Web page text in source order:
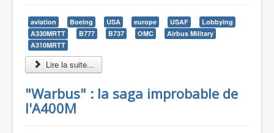
aviation Boeing USA europe USAF
Lobbying
A330MRTT
B777 B737 OMC
Airbus Military
A310MRTT
Lire la suite...
"Warbus" : la saga improbable de
l'A400M